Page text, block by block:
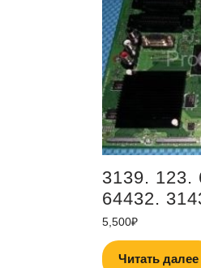
3139. 123.
64432.
5,500₽
Читать далее